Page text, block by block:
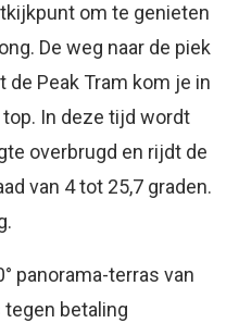
om te genieten
De weg naar de piek
de Peak Tram kom je in
In deze tijd wordt
overbrugd en rijdt de
van 4 tot 25,7 graden.
panorama-terras van
tegen betaling